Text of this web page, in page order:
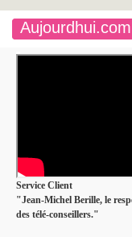
Service Client
"Jean-Michel Berille, le
des télé-conseillers."